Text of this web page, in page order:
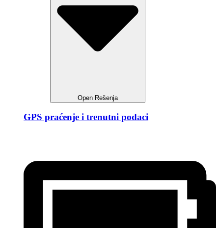
Open Rešenja
GPS praćenje i trenutni podaci